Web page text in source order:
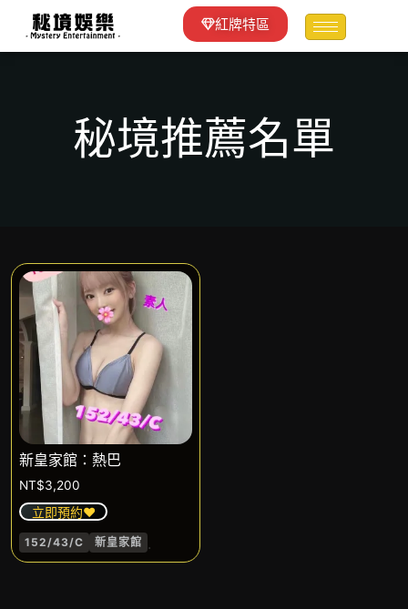
紅牌特區
秘境推薦名單
新皇家館：熱巴
NT$3,200
立即預約❤️
152/43/C 新皇家館 .